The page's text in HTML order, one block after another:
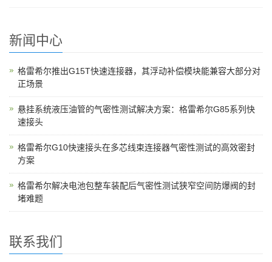
新闻中心
格雷希尔推出G15T快速连接器，其浮动补偿模块能兼容大部分对
正场景
悬挂系统液压油管的气密性测试解决方案：格雷希尔G85系列快
速接头
格雷希尔G10快速接头在多芯线束连接器气密性测试的高效密封
方案
格雷希尔解决电池包整车装配后气密性测试狭窄空间防爆阀的封
堵难题
联系我们